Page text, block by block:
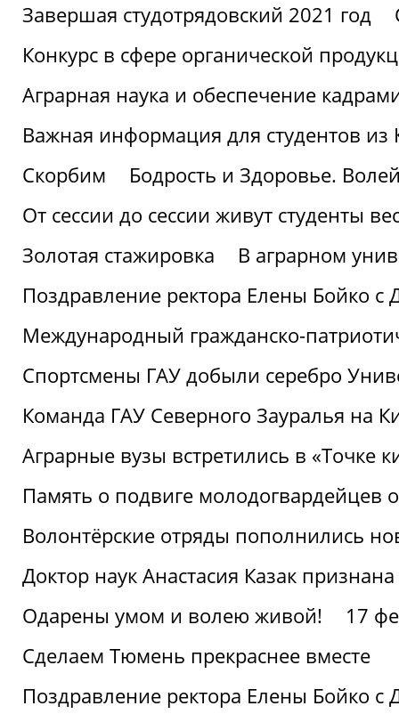
Завершая студотрядовский 2021 год
Конкурс в сфере органической
Аграрная наука и обеспечение
Важная информация для студентов из
Скорбим
Бодрость и Здоровье.
От сессии до сессии живут студенты
Золотая стажировка
В аграрном
Поздравление ректора Елены Бойко с
Международный гражданско-
Спортсмены ГАУ добыли серебро
Команда ГАУ Северного Зауралья на
Аграрные вузы встретились в «Точке
Память о подвиге молодогвардейцев
Волонтёрские отряды пополнились
Доктор наук Анастасия Казак
Одарены умом и волею живой!
17
Сделаем Тюмень прекраснее вместе
Поздравление ректора Елены Бойко с